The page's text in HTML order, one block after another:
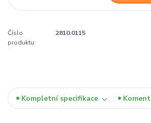
Číslo
produktu:
2810.0115
Kompletní specifikace